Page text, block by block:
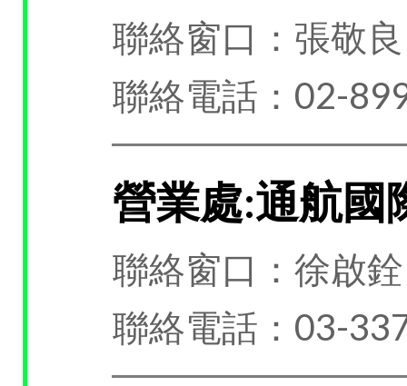
聯絡窗口：張敬良
聯絡電話：02-
營業處:通航國
聯絡窗口：徐啟銓
聯絡電話：03-